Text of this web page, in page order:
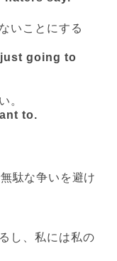
いことにする
just going to
。
to.
駄な争いを避け
し、私には私の